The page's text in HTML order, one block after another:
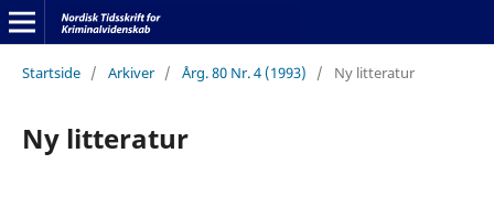
Startside / Arkiver / Årg. 80 Nr. 4 (1993) / Ny litteratur
Ny litteratur